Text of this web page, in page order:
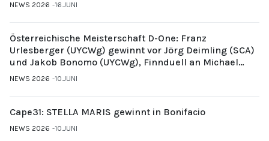
NEWS 2026 16.JUNI
Österreichische Meisterschaft D-One: Franz
Urlesberger (UYCWg) gewinnt vor Jörg Deimling (SCA)
und Jakob Bonomo (UYCWg), Finnduell an Michael
Gubi (UYCMo)
NEWS 2026 10.JUNI
Cape31: STELLA MARIS gewinnt in Bonifacio
NEWS 2026 10.JUNI